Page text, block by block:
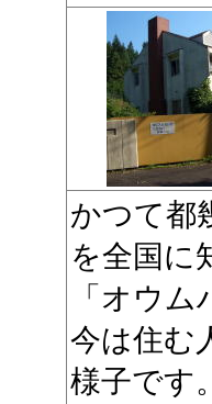
かつて都
を全国に
「オウム
今は住む
様子です。